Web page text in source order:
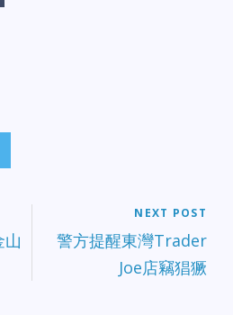
NEXT POST
警方提醒東灣Trader
Joe店竊猖獗